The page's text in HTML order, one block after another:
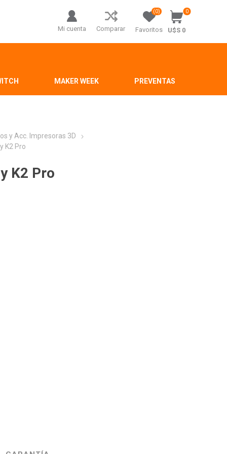
Mi cuenta Comparar Favoritos
(0) 0
U$S 0
MAKER WEEK PREVENTAS
y Acc. Impresoras 3D
K2 Pro
K2 Pro